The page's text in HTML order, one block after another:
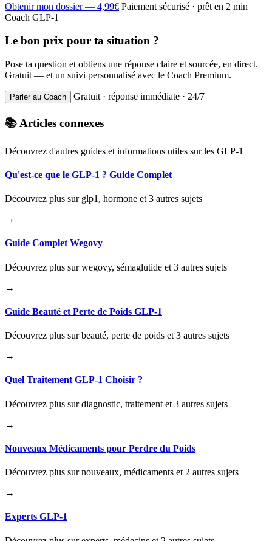
Obtenir mon dossier — 4,99€ Paiement sécurisé · prêt en 2 min
Coach GLP-1
Le bon prix pour ta situation ?
Pose ta question et obtiens une réponse claire et sourcée, en direct.
Gratuit — et un suivi personnalisé avec le Coach Premium.
Parler au Coach Gratuit · réponse immédiate · 24/7
📚 Articles connexes
Découvrez d'autres guides et informations utiles sur les GLP-1
Qu'est-ce que le GLP-1 ? Guide Complet
Découvrez plus sur glp1, hormone et 3 autres sujets
→
Guide Complet Wegovy
Découvrez plus sur wegovy, sémaglutide et 3 autres sujets
→
Guide Beauté et Perte de Poids GLP-1
Découvrez plus sur beauté, perte de poids et 3 autres sujets
→
Quel Traitement GLP-1 Choisir ?
Découvrez plus sur diagnostic, traitement et 3 autres sujets
→
Nouveaux Médicaments pour Perdre du Poids
Découvrez plus sur nouveaux, médicaments et 2 autres sujets
→
Experts GLP-1